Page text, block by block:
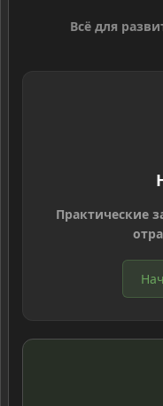
Всё для
Практические